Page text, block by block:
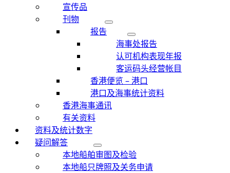
宣传品
刊物
报告
海事处报告
认可机构表现年报
客运码头经营帐目
香港便览 – 港口
港口及海事统计资料
香港海事通讯
有关资料
资料及统计数字
疑问解答
本地船舶审图及检验
本地船只牌照及关务申请